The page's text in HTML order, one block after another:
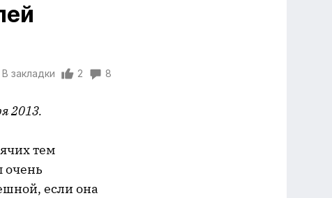
В закладки 2 8
2013.
тем
очень
если она